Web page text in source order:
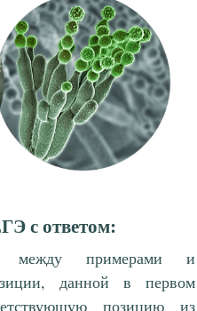
с ответом:
между примерами и
данной в первом
позицию из